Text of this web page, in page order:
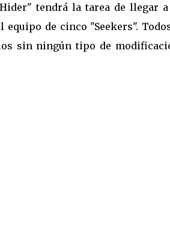
tendrá la tarea de llegar a
de cinco "Seekers".
sin ningún tipo de